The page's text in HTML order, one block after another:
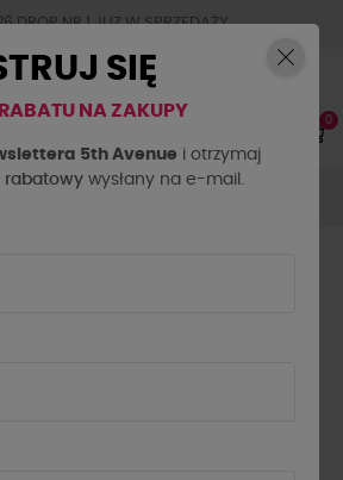
DROP NR.1 JUZ W SPRZEDAŻY
0
Bransoletka Arizona By o la la..!
SIĘ
NA ZAKUPY
5th Avenue i otrzymaj
rabatowy wysłany na e-mail.